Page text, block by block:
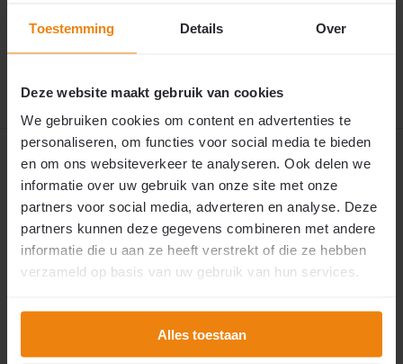
Toestemming Details Over
Deze website maakt gebruik van cookies
We gebruiken cookies om content en advertenties te
personaliseren, om functies voor social media te bieden
en om ons websiteverkeer te analyseren. Ook delen we
informatie over uw gebruik van onze site met onze
partners voor social media, adverteren en analyse. Deze
partners kunnen deze gegevens combineren met andere
informatie die u aan ze heeft verstrekt of die ze hebben
verzameld op basis van uw gebruik van hun services.
Alles toestaan
uw bestelling zo spoedig mogelijk te verwerken, met
de kwaliteit die u van ons gewend bent.
🚚 Verwachte verzending:
Reviews
Specificaties
Uitgebreide specificaties
Delen